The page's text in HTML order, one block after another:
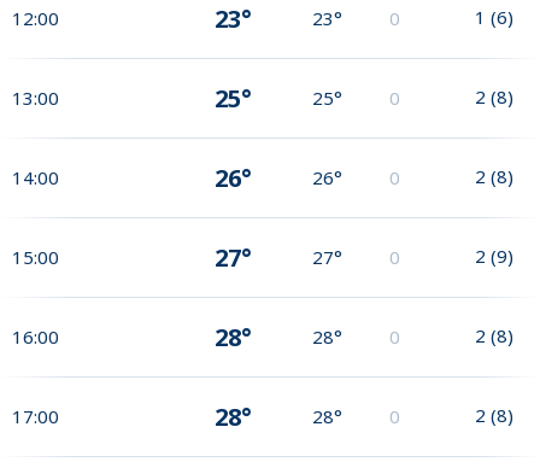
12:00 23° 23° 0 1 (6)
13:00 25° 25° 0 2 (8)
14:00 26° 26° 0 2 (8)
15:00 27° 27° 0 2 (9)
16:00 28° 28° 0 2 (8)
17:00 28° 28° 0 2 (8)